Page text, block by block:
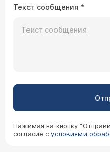
Текст сообщения *
Нажимая на кнопку
согласие с условиями